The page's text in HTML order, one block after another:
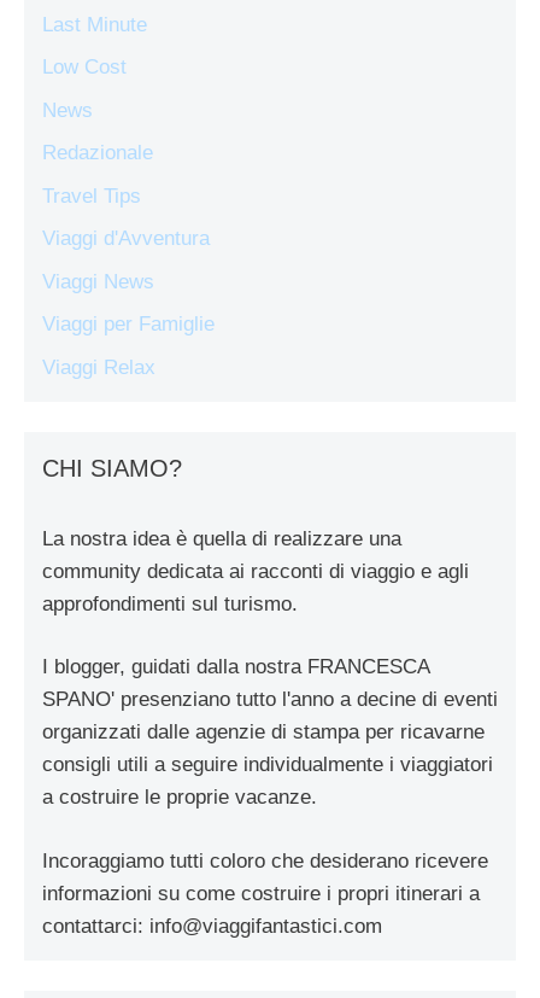
Last Minute
Low Cost
News
Redazionale
Travel Tips
Viaggi d'Avventura
Viaggi News
Viaggi per Famiglie
Viaggi Relax
CHI SIAMO?
La nostra idea è quella di realizzare una
community dedicata ai racconti di viaggio e agli
approfondimenti sul turismo.
I blogger, guidati dalla nostra FRANCESCA
SPANO' presenziano tutto l'anno a decine di eventi
organizzati dalle agenzie di stampa per ricavarne
consigli utili a seguire individualmente i viaggiatori
a costruire le proprie vacanze.
Incoraggiamo tutti coloro che desiderano ricevere
informazioni su come costruire i propri itinerari a
contattarci: info@viaggifantastici.com